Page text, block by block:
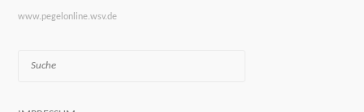
www.pegelonline.wsv.de